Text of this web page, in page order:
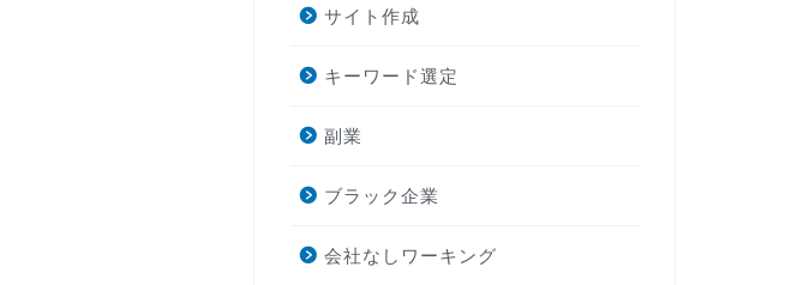
サイト作成
キーワード選定
副業
ブラック企業
会社なしワーキング